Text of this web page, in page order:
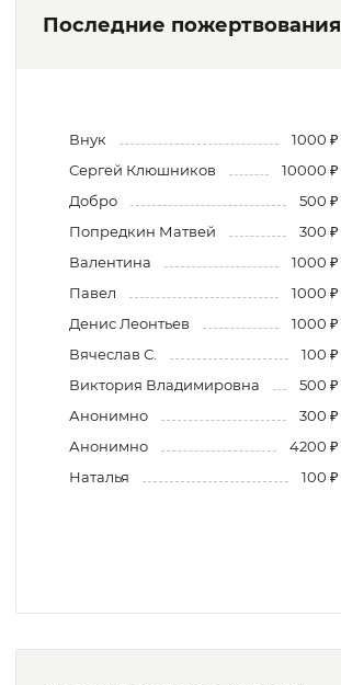
Последние пожертвования
Внук
1000 ₽
Сергей Клюшников
10000 ₽
Добро
500 ₽
Попредкин Матвей
300 ₽
Валентина
1000 ₽
Павел
1000 ₽
Денис Леонтьев
1000 ₽
Вячеслав С.
100 ₽
Виктория Владимировна
500 ₽
Анонимно
300 ₽
Анонимно
4200 ₽
Наталья
100 ₽